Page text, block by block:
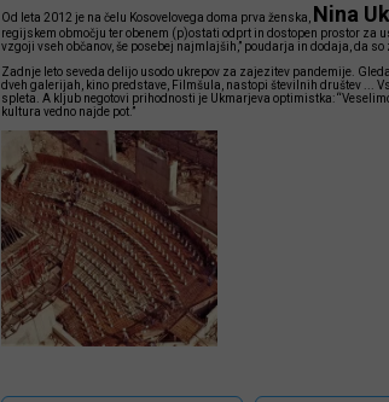
Od leta 2012 je na čelu Kosovelovega doma prva ženska, Nina
regijskem območju ter obenem (p)ostati odprt in dostopen prostor
vzgoji vseh občanov, še posebej najmlajših,” poudarja in dodaja, da
Zadnje leto seveda delijo usodo ukrepov za zajezitev pandemije.
dveh galerijah, kino predstave, Filmšula, nastopi številnih društev ...
spleta. A kljub negotovi prihodnosti je Ukmarjeva optimistka:
kultura vedno najde pot.”